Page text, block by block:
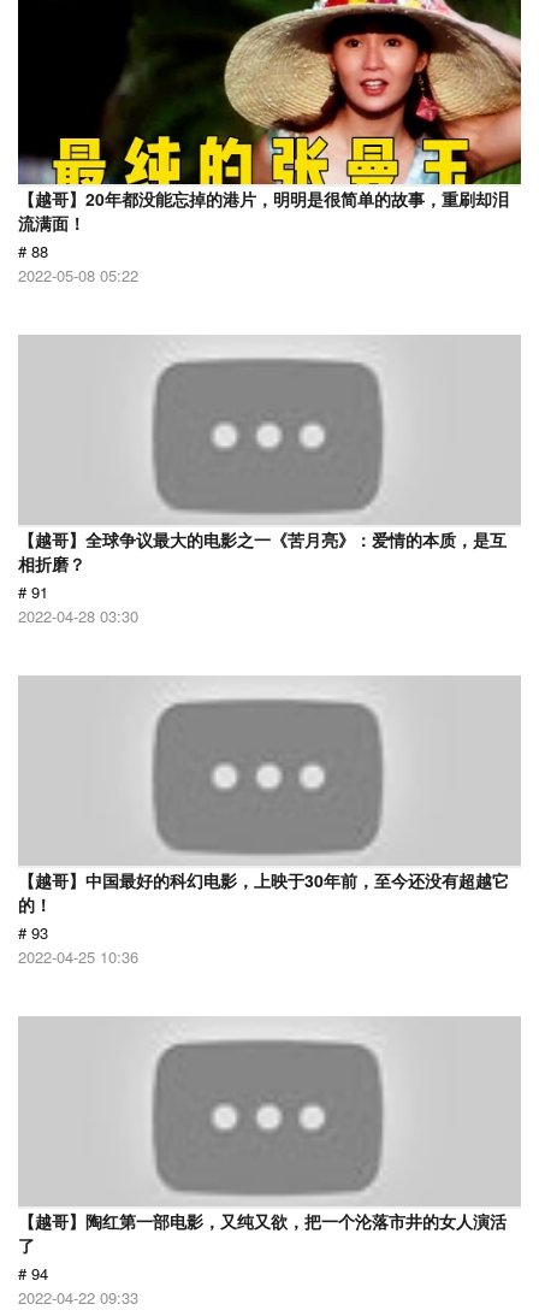
【越哥】20年都没能忘掉的港片，明明是很简单的故事，重刷却泪
流满面！
# 88
2022-05-08 05:22
【越哥】全球争议最大的电影之一《苦月亮》：爱情的本质，是互
相折磨？
# 91
2022-04-28 03:30
【越哥】中国最好的科幻电影，上映于30年前，至今还没有超越它
的！
# 93
2022-04-25 10:36
【越哥】陶红第一部电影，又纯又欲，把一个沦落市井的女人演活
了
# 94
2022-04-22 09:33